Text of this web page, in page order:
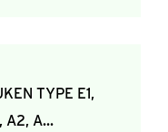
TYPE E1,
A2, A...